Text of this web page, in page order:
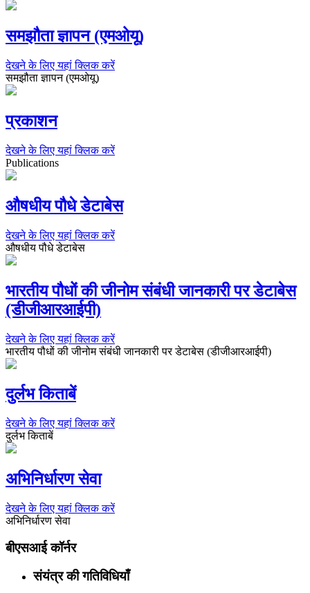
समझौता ज्ञापन (एमओयू)
देखने के लिए यहां क्लिक करें
समझौता ज्ञापन (एमओयू)
प्रकाशन
देखने के लिए यहां क्लिक करें
Publications
औषधीय पौधे डेटाबेस
देखने के लिए यहां क्लिक करें
औषधीय पौधे डेटाबेस
भारतीय पौधों की जीनोम संबंधी जानकारी पर डेटाबेस
(डीजीआरआईपी)
देखने के लिए यहां क्लिक करें
भारतीय पौधों की जीनोम संबंधी जानकारी पर डेटाबेस (डीजीआरआईपी)
दुर्लभ किताबें
देखने के लिए यहां क्लिक करें
दुर्लभ किताबें
अभिनिर्धारण सेवा
देखने के लिए यहां क्लिक करें
अभिनिर्धारण सेवा
बीएसआई कॉर्नर
संयंत्र की गतिविधियाँ